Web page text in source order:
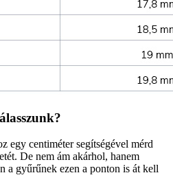
egy centiméter segítségével mérd
De nem ám akárhol, hanem
a gyűrűnek ezen a ponton is át kell